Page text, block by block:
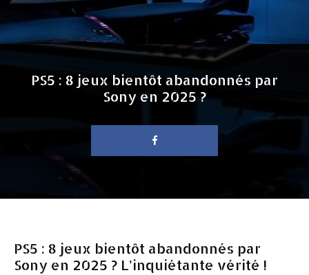
PS5 : 8 jeux bientôt abandonnés par
Sony en 2025 ?
PS5 : 8 jeux bientôt abandonnés par
Sony en 2025 ? L’inquiétante vérité !